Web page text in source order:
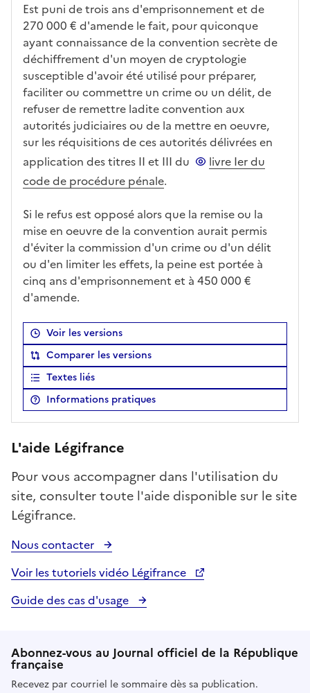
Est puni de trois ans d'emprisonnement et de
270 000 € d'amende le fait, pour quiconque
ayant connaissance de la convention secrète de
déchiffrement d'un moyen de cryptologie
susceptible d'avoir été utilisé pour préparer,
faciliter ou commettre un crime ou un délit, de
refuser de remettre ladite convention aux
autorités judiciaires ou de la mettre en oeuvre,
sur les réquisitions de ces autorités délivrées en
application des titres II et III du
livre Ier du
code de procédure pénale.
Si le refus est opposé alors que la remise ou la
mise en oeuvre de la convention aurait permis
d'éviter la commission d'un crime ou d'un délit
ou d'en limiter les effets, la peine est portée à
cinq ans d'emprisonnement et à 450 000 €
d'amende.
Voir les versions
Comparer les versions
Textes liés
Informations pratiques
L'aide Légifrance
Pour vous accompagner dans l'utilisation du
site, consulter toute l'aide disponible sur le site
Légifrance.
Nous contacter
Voir les tutoriels vidéo Légifrance
Guide des cas d'usage
Abonnez-vous au Journal officiel de la République
française
Recevez par courriel le sommaire dès sa publication.